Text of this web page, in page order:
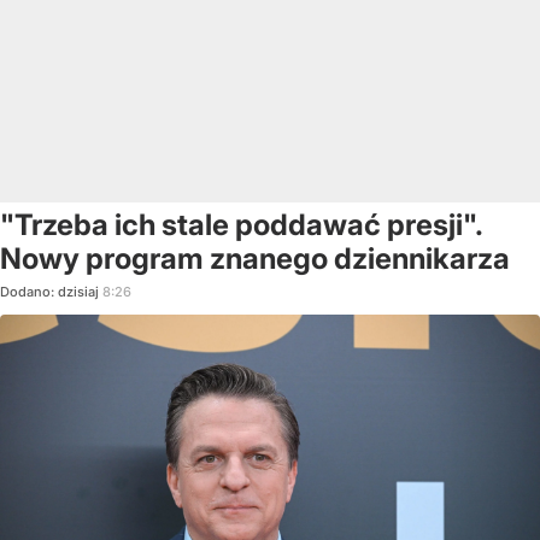
"Trzeba ich stale poddawać presji".
Nowy program znanego dziennikarza
Dodano: dzisiaj 8:26